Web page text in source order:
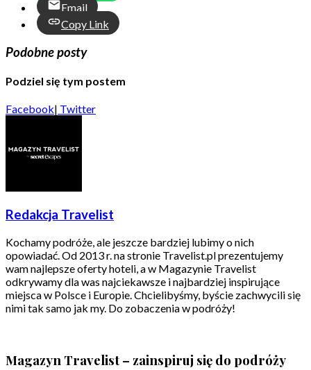
Email
Copy Link
Podobne posty
Podziel się tym postem
Facebook| Twitter
Redakcja Travelist
Kochamy podróże, ale jeszcze bardziej lubimy o nich
opowiadać. Od 2013 r. na stronie Travelist.pl prezentujemy
wam najlepsze oferty hoteli, a w Magazynie Travelist
odkrywamy dla was najciekawsze i najbardziej inspirujące
miejsca w Polsce i Europie. Chcielibyśmy, byście zachwycili się
nimi tak samo jak my. Do zobaczenia w podróży!
Magazyn Travelist – zainspiruj się do podróży